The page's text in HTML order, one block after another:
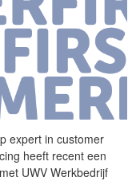
expert in customer
heeft recent een
UWV Werkbedrijf